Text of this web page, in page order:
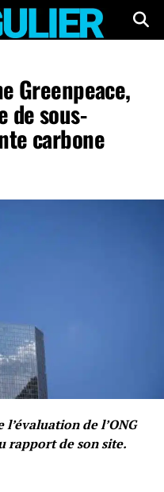
Greenpeace,
de sous-
carbone
de l’ONG
rapport de son site.